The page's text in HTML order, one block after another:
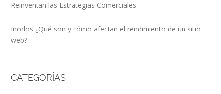
Reinventan las Estrategias Comerciales
Inodos ¿Qué son y cómo afectan el rendimiento de un sitio
web?
CATEGORÍAS